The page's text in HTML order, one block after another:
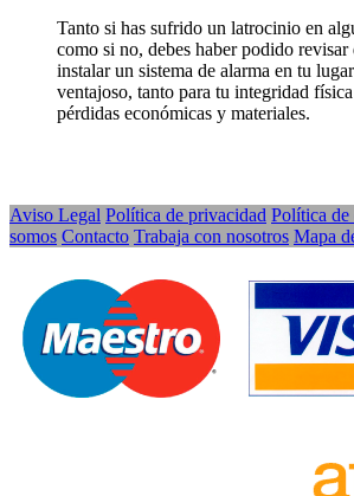
Tanto si has sufrido un latrocinio en
como si no, debes haber podido revisar
instalar un sistema de alarma en tu
ventajoso, tanto para tu integridad
pérdidas económicas y materiales.
Aviso Legal Política de privacidad Política de
somos Contacto Trabaja con nosotros Mapa